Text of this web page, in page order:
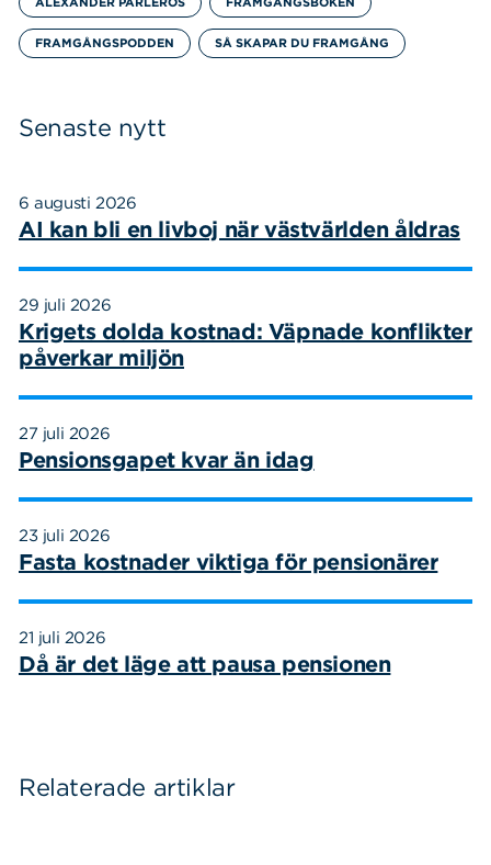
FRAMGÅNGSPODDEN SÅ SKAPAR DU FRAMGÅNG
Senaste nytt
6 augusti 2026
AI kan bli en livboj när västvärlden åldras
29 juli 2026
Krigets dolda kostnad: Väpnade konflikter
påverkar miljön
27 juli 2026
Pensionsgapet kvar än idag
23 juli 2026
Fasta kostnader viktiga för pensionärer
21 juli 2026
Då är det läge att pausa pensionen
Relaterade artiklar